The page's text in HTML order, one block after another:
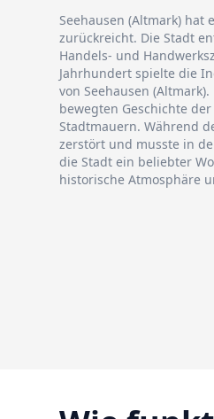
Seehausen (Altmark) hat
zurückreicht. Die Stadt
Handels- und
Jahrhundert spielte die
von Seehausen
bewegten Geschichte
Stadtmauern. Während
zerstört und musste in
die Stadt ein beliebter
historische Atmosphäre